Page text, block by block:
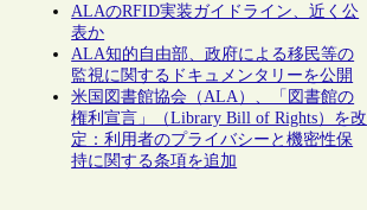
ALAのRFID実装ガイドライン、近く公
表か
ALA知的自由部、政府による移民等の
監視に関するドキュメンタリーを公開
米国図書館協会（ALA）、「図書館の
権利宣言」（Library Bill of Rights）を改
定：利用者のプライバシーと機密性保
持に関する条項を追加